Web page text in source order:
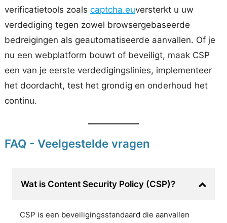
verificatietools zoals captcha.euversterkt u uw
verdediging tegen zowel browsergebaseerde
bedreigingen als geautomatiseerde aanvallen. Of je
nu een webplatform bouwt of beveiligt, maak CSP
een van je eerste verdedigingslinies, implementeer
het doordacht, test het grondig en onderhoud het
continu.
FAQ - Veelgestelde vragen
Wat is Content Security Policy (CSP)?
CSP is een beveiligingsstandaard die aanvallen